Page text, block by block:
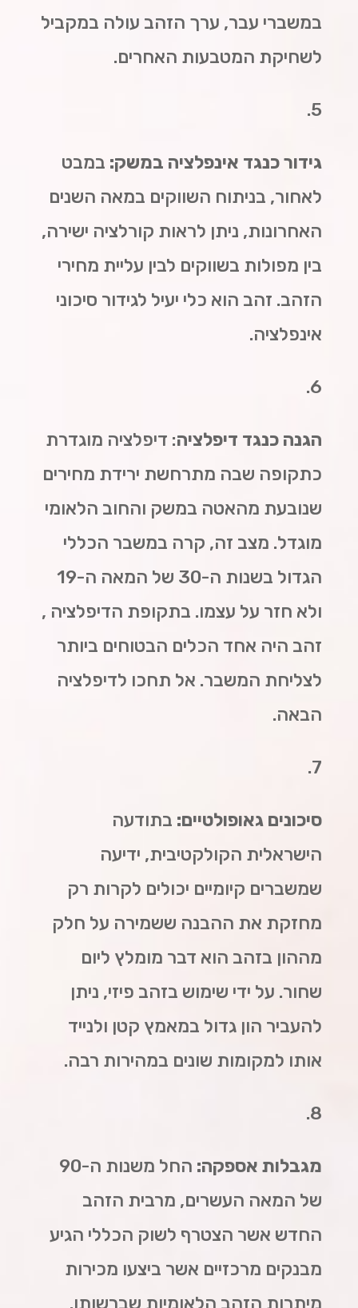
במשברי עבר, ערך הזהב עולה במקביל
לשחיקת המטבעות האחרים.
5.
גידור כנגד אינפלציה במשק: במבט
לאחור, בניתוח השווקים במאה השנים
האחרונות, ניתן לראות קורלציה ישירה,
בין מפולות בשווקים לבין עליית מחירי
הזהב. זהב הוא כלי יעיל לגידור סיכוני
אינפלציה.
6.
הגנה כנגד דיפלציה: דיפלציה מוגדרת
כתקופה שבה מתרחשת ירידת מחירים
שנובעת מהאטה במשק והחוב הלאומי
מוגדל. מצב זה, קרה במשבר הכללי
הגדול בשנות ה-30 של המאה ה-19
ולא חזר על עצמו. בתקופת הדיפלציה ,
זהב היה אחד הכלים הבטוחים ביותר
לצליחת המשבר. אל תחכו לדיפלציה
הבאה.
7.
סיכונים גאופולטיים: בתודעה
הישראלית הקולקטיבית, ידיעה
שמשברים קיומיים יכולים לקרות רק
מחזקת את ההבנה ששמירה על חלק
מההון בזהב הוא דבר מומלץ ליום
שחור. על ידי שימוש בזהב פיזי, ניתן
להעביר הון גדול במאמץ קטן ולנייד
אותו למקומות שונים במהירות רבה.
8.
מגבלות אספקה:
החל משנות ה-90
של המאה העשרים, מרבית הזהב
החדש אשר הצטרף לשוק הכללי הגיע
מבנקים מרכזיים אשר ביצעו מכירות
מיתרות הזהב הלאומיות שברשותן.